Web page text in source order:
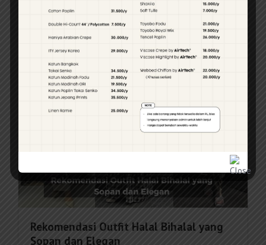
1 min read
Rekomendasi Outfit Halal Bihalal yang
Sopan dan Elegan